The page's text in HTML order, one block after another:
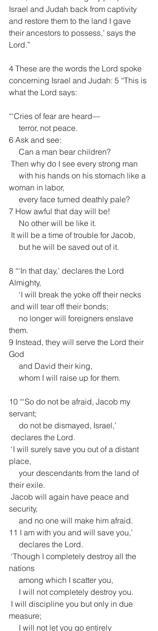
Israel and Judah back from captivity
and restore them to the land I gave
their ancestors to possess,’ says the
Lord.”
4 These are the words the Lord spoke
concerning Israel and Judah: 5 “This is
what the Lord says:
“‘Cries of fear are heard—
     terror, not peace.
6 Ask and see:
     Can a man bear children?
Then why do I see every strong man
woman in labor,
     every face turned deathly pale?
7 How awful that day will be!
     No other will be like it.
It will be a time of trouble for Jacob,
     but he will be saved out of it.
8 “‘In that day,’ declares the Lord
Almighty,
     ‘I will break the yoke off their necks
and will tear off their bonds;
them.
9 Instead, they will serve the Lord their
God
     and David their king,
     whom I will raise up for them.
10 “‘So do not be afraid, Jacob my
servant;
     do not be dismayed, Israel,’
declares the Lord.
place,
their exile.
security,
     and no one will make him afraid.
11 I am with you and will save you,’
     declares the Lord.
nations
     among which I scatter you,
     I will not completely destroy you.
measure;